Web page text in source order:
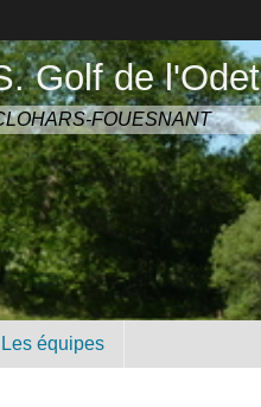
Golf de l'Odet
FOUESNANT
Les équipes